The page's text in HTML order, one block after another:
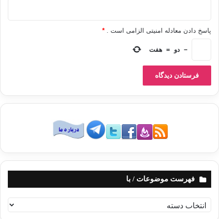
وفي أنجال الشيخ الكرام من يسد الثغرة ويرأب
الصدع ويملأ الفراغ، ويخفِّف الأسى بفراقه واللوعة بفقده، آجرهم الله في
مصيبتهم،
وعوَّضهم خيرًا منها، وسلام الله على الشيخ ورحمته وبركاته.
خطاب، وهو ابنه الشيخ أمين محمود خطاب، وكان على قدر من العلم، لكنه كان-
آرائه
وفتواه بدعوى التمسك بالسنة، وكان الإمام الشهيد يتألم لذلك، وقد أراه الله رؤيا
في منامه أن الشيخ محمود خطاب السبكي يسلمه ساعته ويقول له: “يا حسن يا
ساعتي معطلة، خذها وأصلحها لي”، فتناولها منه الإمام الشهيد وأصلحها له، وقد
تأوَّل الإمام الشهيد تلك الرؤيا بأن من واجبه أن يعمل على استصلاح الميراث
پاسخ دادن معادله امنیتی الزامی است . *
− دو = هفت
فهرست موضوعات / با
ه